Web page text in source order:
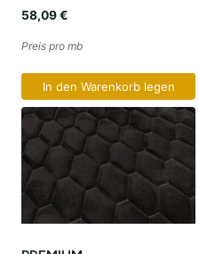
58,09€
Preis pro mb
In den Warenkorb legen